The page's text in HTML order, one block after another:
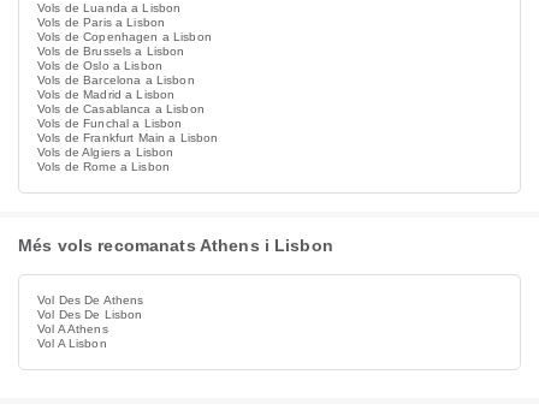
Vols de Luanda a Lisbon
Vols de Paris a Lisbon
Vols de Copenhagen a Lisbon
Vols de Brussels a Lisbon
Vols de Oslo a Lisbon
Vols de Barcelona a Lisbon
Vols de Madrid a Lisbon
Vols de Casablanca a Lisbon
Vols de Funchal a Lisbon
Vols de Frankfurt Main a Lisbon
Vols de Algiers a Lisbon
Vols de Rome a Lisbon
Més vols recomanats Athens i Lisbon
Vol Des De Athens
Vol Des De Lisbon
Vol A Athens
Vol A Lisbon